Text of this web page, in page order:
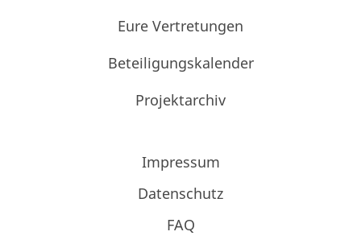
Eure Vertretungen
Beteiligungskalender
Projektarchiv
Impressum
Datenschutz
FAQ